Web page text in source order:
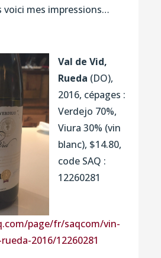
voici mes impressions…
Val de Vid,
Rueda (DO),
2016, cépages :
Verdejo 70%,
Viura 30% (vin
blanc), $14.80,
code SAQ :
12260281
page/fr/saqcom/vin-
2016/12260281